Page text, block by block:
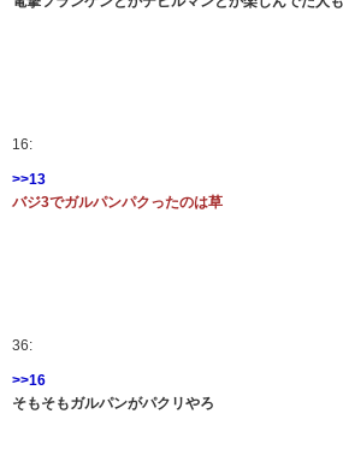
16:
>>13
バジ3でガルパンパクったのは草
36:
>>16
そもそもガルパンがパクリやろ